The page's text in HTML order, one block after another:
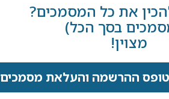
את כל המסמכים?
מצוין!
טופס ההרשמה והעלאת מסמכים